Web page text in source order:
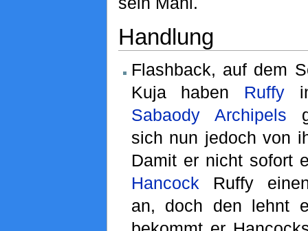
Handlung
Flashback, auf dem
Kuja haben Ruffy
Sabaody Archipels
sich nun jedoch von
Damit er nicht sofort
Hancock Ruffy
an, doch den lehnt